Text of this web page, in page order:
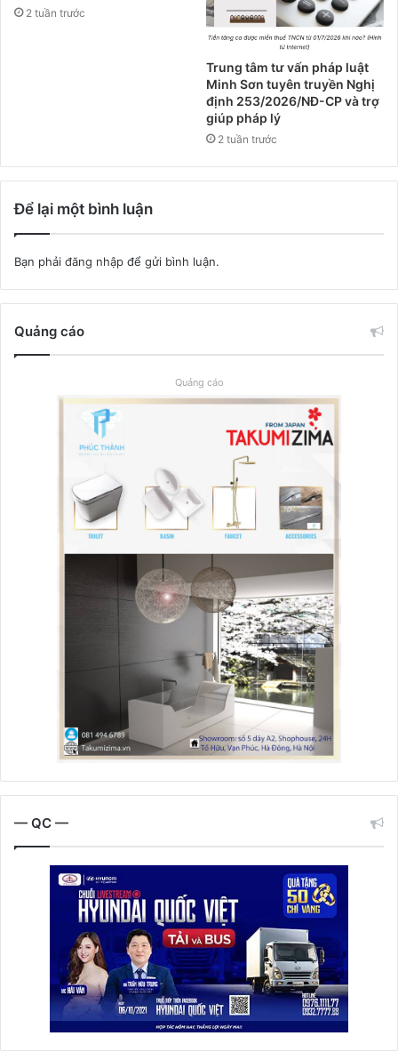
2 tuần trước
Trung tâm tư vấn pháp luật
Minh Sơn tuyên truyền Nghị
định 253/2026/NĐ-CP và trợ
giúp pháp lý
2 tuần trước
Để lại một bình luận
Bạn phải đăng nhập để gửi bình luận.
Quảng cáo
Quảng cáo
— QC —